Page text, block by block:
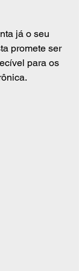
já o seu
promete ser
para os